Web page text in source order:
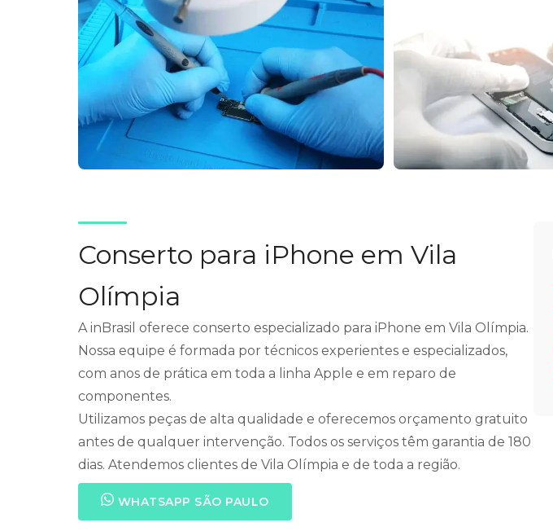
Conserto para iPhone em Vila
Olímpia
A inBrasil oferece conserto especializado para iPhone em Vila Olímpia.
Nossa equipe é formada por técnicos experientes e especializados,
com anos de prática em toda a linha Apple e em reparo de
componentes.
Utilizamos peças de alta qualidade e oferecemos orçamento gratuito
antes de qualquer intervenção. Todos os serviços têm garantia de 180
dias. Atendemos clientes de Vila Olímpia e de toda a região.
WHATSAPP SÃO PAULO